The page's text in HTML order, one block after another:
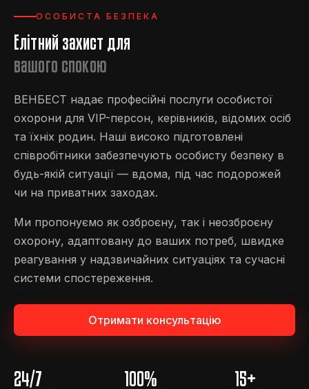
ОСОБИСТА БЕЗПЕКА
Елітний захист для
вашого спокою
ВЕНБЕСТ надає професійні послуги особистої
охорони для VIP-персон, керівників, відомих осіб
та їхніх родин. Наші високо підготовлені
співробітники забезпечують особисту безпеку в
будь-якій ситуації — вдома, під час подорожей
чи на приватних заходах.
Ми пропонуємо як озброєну, так і неозброєну
охорону, адаптовану до ваших потреб, швидке
реагування у надзвичайних ситуаціях та сучасні
системи спостереження.
Отримати консультацію
24/7 100% 15+